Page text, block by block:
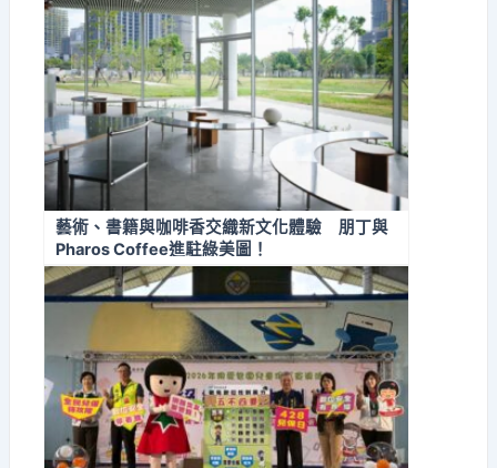
藝術、書籍與咖啡香交織新文化體驗 朋丁與
Pharos Coffee進駐綠美圖！